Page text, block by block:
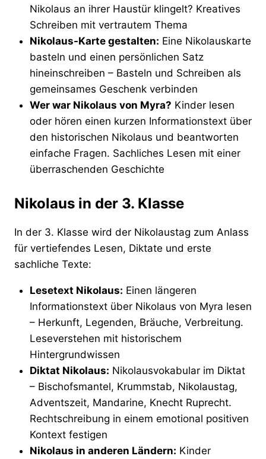
Nikolaus an ihrer Haustür klingelt? Kreatives
Schreiben mit vertrautem Thema
Nikolaus-Karte gestalten: Eine Nikolauskarte
basteln und einen persönlichen Satz
hineinschreiben – Basteln und Schreiben als
gemeinsames Geschenk verbinden
Wer war Nikolaus von Myra? Kinder lesen
oder hören einen kurzen Informationstext über
den historischen Nikolaus und beantworten
einfache Fragen. Sachliches Lesen mit einer
überraschenden Geschichte
Nikolaus in der 3. Klasse
In der 3. Klasse wird der Nikolaustag zum Anlass
für vertiefendes Lesen, Diktate und erste
sachliche Texte:
Lesetext Nikolaus: Einen längeren
Informationstext über Nikolaus von Myra lesen
– Herkunft, Legenden, Bräuche, Verbreitung.
Leseverstehen mit historischem
Hintergrundwissen
Diktat Nikolaus: Nikolausvokabular im Diktat
– Bischofsmantel, Krummstab, Nikolaustag,
Adventszeit, Mandarine, Knecht Ruprecht.
Rechtschreibung in einem emotional positiven
Kontext festigen
Nikolaus in anderen Ländern: Kinder